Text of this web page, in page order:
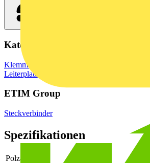
Kategorien
Klemmen, Steckverbinder &
Leiterplattensteckverbinder
ETIM Group
Steckverbinder
Spezifikationen
Polzahl